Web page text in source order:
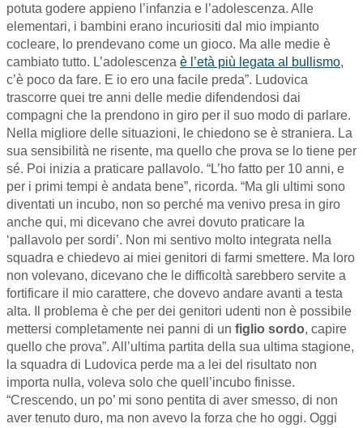
potuta godere appieno l’infanzia e l’adolescenza. Alle
elementari, i bambini erano incuriositi dal mio impianto
cocleare, lo prendevano come un gioco. Ma alle medie è
cambiato tutto. L’adolescenza è l’età più legata al bullismo,
c’è poco da fare. E io ero una facile preda”. Ludovica
trascorre quei tre anni delle medie difendendosi dai
compagni che la prendono in giro per il suo modo di parlare.
Nella migliore delle situazioni, le chiedono se è straniera. La
sua sensibilità ne risente, ma quello che prova se lo tiene per
sé. Poi inizia a praticare pallavolo. “L’ho fatto per 10 anni, e
per i primi tempi è andata bene”, ricorda. “Ma gli ultimi sono
diventati un incubo, non so perché ma venivo presa in giro
anche qui, mi dicevano che avrei dovuto praticare la
‘pallavolo per sordi’. Non mi sentivo molto integrata nella
squadra e chiedevo ai miei genitori di farmi smettere. Ma loro
non volevano, dicevano che le difficoltà sarebbero servite a
fortificare il mio carattere, che dovevo andare avanti a testa
alta. Il problema è che per dei genitori udenti non è possibile
mettersi completamente nei panni di un figlio sordo, capire
quello che prova”. All’ultima partita della sua ultima stagione,
la squadra di Ludovica perde ma a lei del risultato non
importa nulla, voleva solo che quell’incubo finisse.
“Crescendo, un po’ mi sono pentita di aver smesso, di non
aver tenuto duro, ma non avevo la forza che ho oggi. Oggi